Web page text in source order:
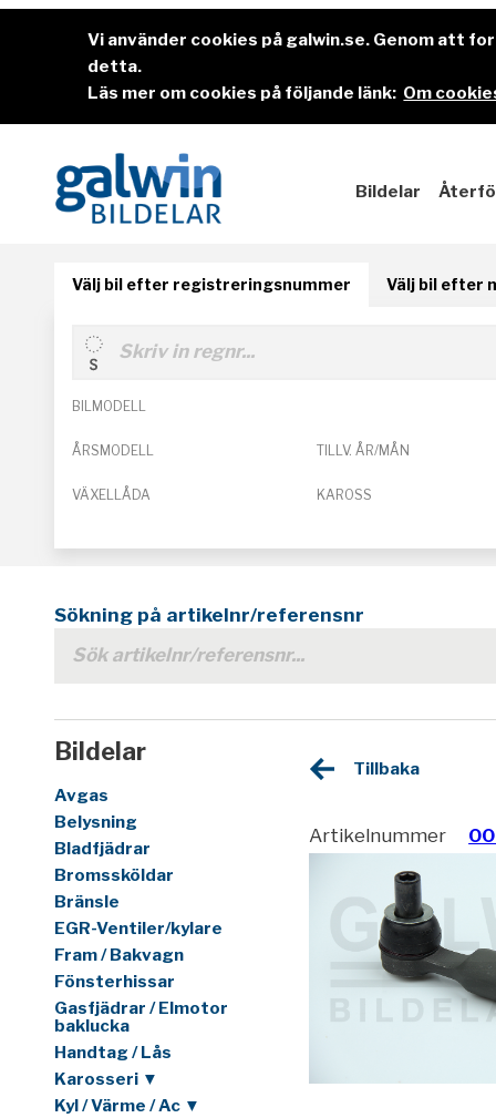
Vi använder cookies på galwin.se. Genom att
detta.
Läs mer om cookies på följande länk: Om
Bildelar
Välj bil efter registreringsnummer Välj bil efter
BILMODELL
ÅRSMODELL TILLV. ÅR/MÅN
VÄXELLÅDA KAROSS
Sökning på artikelnr/referensnr
Bildelar
Avgas
Belysning
Bladfjädrar
Bromssköldar
Bränsle
EGR-Ventiler/kylare
Fram / Bakvagn
Fönsterhissar
Gasfjädrar / Elmotor
baklucka
Handtag / Lås
Karosseri ▼
Kyl / Värme / Ac ▼
Tillbaka
Artikelnummer